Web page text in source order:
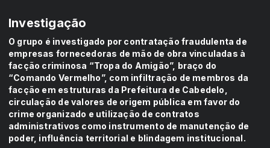
Investigação
O grupo é investigado por contratação fraudulenta de
empresas fornecedoras de mão de obra vinculadas à
facção criminosa “Tropa do Amigão”, braço do
“Comando Vermelho”, com infiltração de membros da
facção em estruturas da Prefeitura de Cabedelo,
circulação de valores de origem pública em favor do
crime organizado e utilização de contratos
administrativos como instrumento de manutenção de
poder, influência territorial e blindagem institucional.